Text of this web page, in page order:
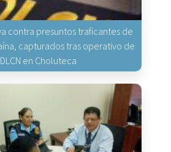
contra presuntos traficantes de
capturados tras operativo de
en Choluteca